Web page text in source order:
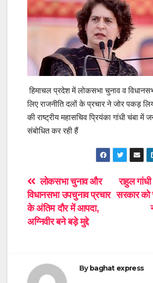
हिमाचल प्रदेश में लोकसभा चुनाव व
लिए राजनीति दलों के प्रचार ने जोर पकड़
की राष्ट्रीय महासचिव प्रियंका गांधी चंबा में
संबोधित कर रही हैं
Post
navigation
राहुल
सरकार को
लोकसभा चुनाव और
विधानसभा उपचुनाव प्रचार
के अंतिम दौर में आपदा,
अग्निवीर बने बड़े मुद्दे
Bybaghat express